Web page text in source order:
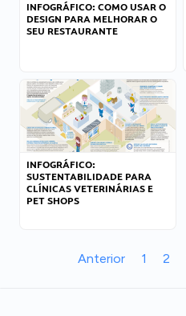
INFOGRÁFICO: COMO USAR O
DESIGN PARA MELHORAR O
SEU RESTAURANTE
INFOGRÁFICO:
SUSTENTABILIDADE PARA
CLÍNICAS VETERINÁRIAS E
PET SHOPS
Anterior 1 2